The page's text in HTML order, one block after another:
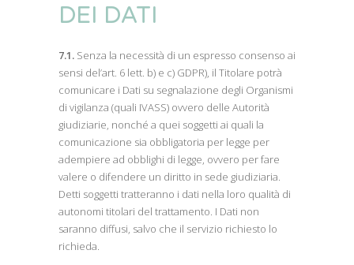
DEI DATI
7.1. Senza la necessità di un espresso consenso ai
sensi del’art. 6 lett. b) e c) GDPR), il Titolare potrà
comunicare i Dati su segnalazione degli Organismi
di vigilanza (quali IVASS) ovvero delle Autorità
giudiziarie, nonché a quei soggetti ai quali la
comunicazione sia obbligatoria per legge per
adempiere ad obblighi di legge, ovvero per fare
valere o difendere un diritto in sede giudiziaria.
Detti soggetti tratteranno i dati nella loro qualità di
autonomi titolari del trattamento. I Dati non
saranno diffusi, salvo che il servizio richiesto lo
richieda.